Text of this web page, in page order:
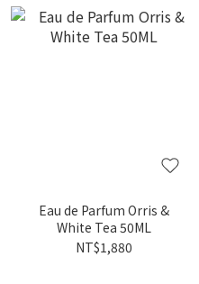
Eau de Parfum Orris &
White Tea 50ML
NT$1,880